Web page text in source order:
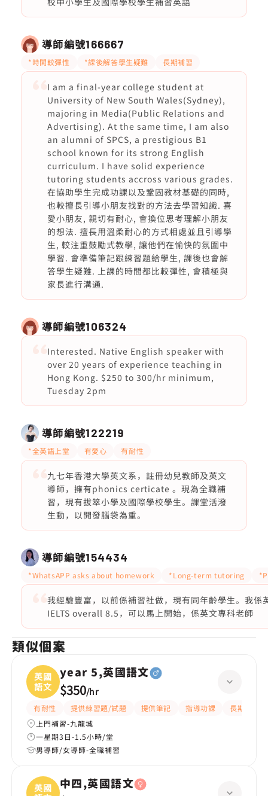
導師編號166667
*時間較彈性 *課後解答學生疑難 長期補習
I am a final-year college student at
University of New South Wales(Sydney),
majoring in Media(Public Relations and
Advertising). At the same time, I am also
an alumni of SPCS, a prestigious B1
school known for its strong English
curriculum. I have solid experience
tutoring students accross various grades.
在協助學生完成功課以及鞏固教材基礎的同時,
也較擅長引導小朋友找對的方法去學習知識. 喜
愛小朋友, 親切有耐心, 會換位思考理解小朋友
的想法. 擅長用溫柔耐心的方式相處並且引導學
生, 較注重鼓勵式教學, 讓他們在愉快的氛圍中
學習. 會準備筆記跟練習題給學生, 課後也會解
答學生疑難. 上課的時間都比較彈性, 會積極與
家長進行溝通.
導師編號106324
Interested. Native English speaker with
over 20 years of experience teaching in
Hong Kong. $250 to 300/hr minimum,
Tuesday 2pm
導師編號122219
*全英語上堂 有愛心 有耐性
九七年香港大學英文系，註冊幼兒教師及英文
導師，擁有phonics certicate 。現為全職補
習，現有拔箤小學及國際學校學生。課堂活潑
生動，以開發腦袋為重。
導師編號154434
*WhatsAPP asks about homework *Long-term tutoring
我經驗豐富，以前係補習社做，現有同年齡學生。我
IELTS overall 8.5，可以馬上開始，係英文專科老師
類似個案
英國
語文
year 5,英國語文
$350/hr
有耐性 提供練習題/試題 提供筆記 指導功課
長期補習
上門補習-九龍城
一星期3日-1.5小時/堂
男導師/女導師-全職補習
英國
中四,英國語文